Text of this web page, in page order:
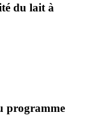
du lait à
programme